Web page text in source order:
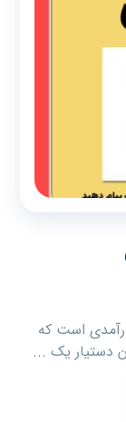
است که
دستیار یک ...